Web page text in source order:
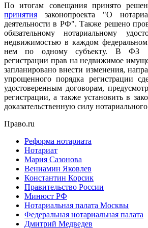
По итогам совещания принято
принятия законопроекта "О
деятельности в РФ". Также решено
обязательному нотариальному
недвижимостью в каждом
нем по одному субъекту. В ФЗ "О
регистрации прав на недвижимое
запланировано внести изменения,
упрощенного порядка регистрации
удостоверенным договорам,
регистрации, а также установить в
доказательственную силу нотариального
Право.ru
Реформа нотариата
Нотариат
Мария Сазонова
Вениамин Яковлев
Константин Корсик
Правительство России
Минюст РФ
Нотариальная палата Москвы
Федеральная нотариальная палата
Дмитрий Медведев